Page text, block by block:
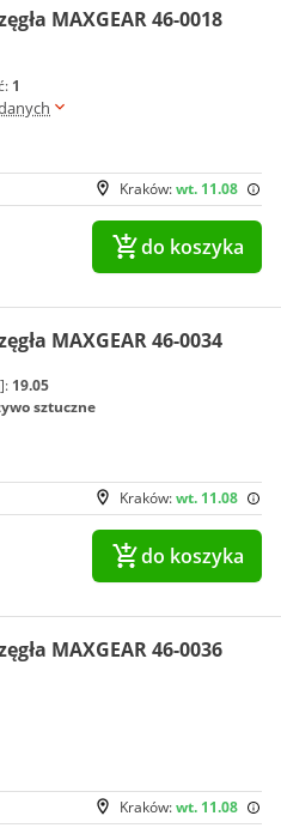
MAXGEAR 46-0018
1
Kraków:wt. 11.08
do koszyka
MAXGEAR 46-0034
19.05
sztuczne
Kraków:wt. 11.08
do koszyka
MAXGEAR 46-0036
Kraków:wt. 11.08